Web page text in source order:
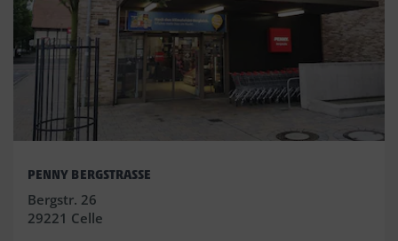
PENNY BERGSTRASSE
Bergstr. 26
29221 Celle